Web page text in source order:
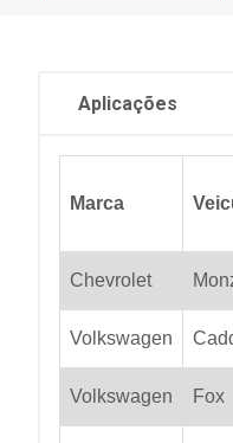
Aplicações
Marca
Chevrolet
Volkswagen
Volkswagen Fox